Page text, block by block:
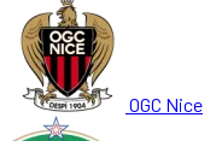
OGC Nice